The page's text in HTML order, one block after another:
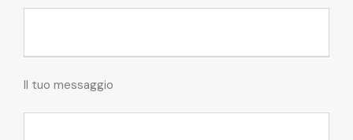
Il tuo messaggio